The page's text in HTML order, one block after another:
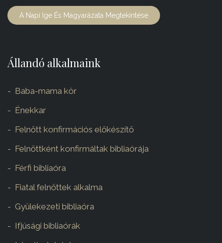
A Napi Ige És Magyarázata Megtekintése
Állandó alkalmaink
Baba-mama kör
Énekkar
Felnőtt konfirmációs előkészítő
Felnőttként konfirmáltak bibliaórája
Férfi bibliaóra
Fiatal felnőttek alkalma
Gyülekezeti bibliaóra
Ifjúsági bibliaórák